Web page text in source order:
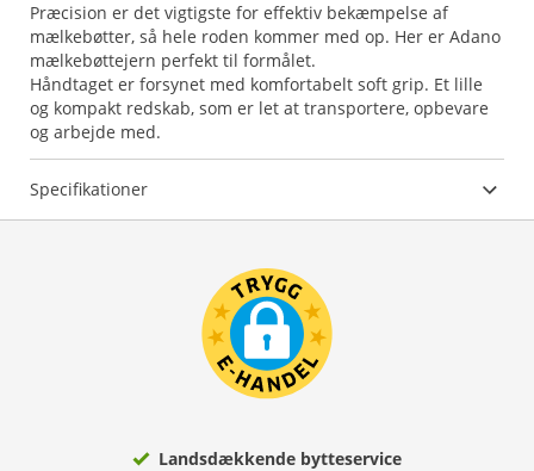
Præcision er det vigtigste for effektiv bekæmpelse af
mælkebøtter, så hele roden kommer med op. Her er Adano
mælkebøttejern perfekt til formålet.
Håndtaget er forsynet med komfortabelt soft grip. Et lille
og kompakt redskab, som er let at transportere, opbevare
og arbejde med.
Specifikationer
Landsdækkende bytteservice